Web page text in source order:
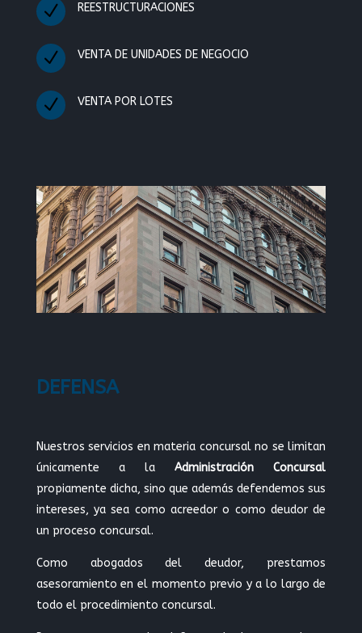
N REESTRUCTURACIONES
N VENTA DE UNIDADES DE NEGOCIO
N VENTA POR LOTES
DEFENSA
Nuestros servicios en materia concursal no se limitan
únicamente a laAdministración Concursal
propiamente dicha, sino que además defendemos sus
intereses, ya sea como acreedor o como deudor de
un proceso concursal.
Como abogados del deudor, prestamos
asesoramiento en el momento previo y a lo largo de
todo el procedimiento concursal.